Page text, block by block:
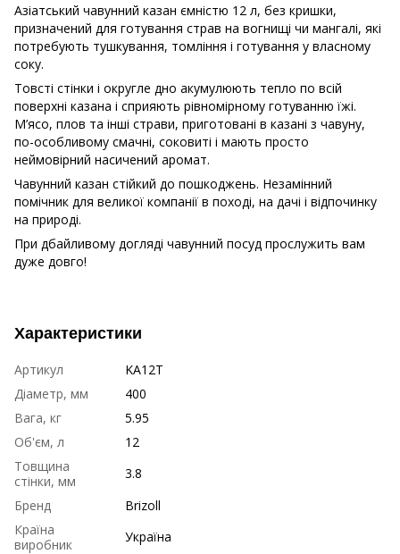
Азіатський чавунний казан ємністю 12 л, без кришки,
призначений для готування страв на вогнищі чи мангалі, які
потребують тушкування, томління і готування у власному
соку.
Товсті стінки і округле дно акумулюють тепло по всій
поверхні казана і сприяють рівномірному готуванню їжі.
М’ясо, плов та інші страви, приготовані в казані з чавуну,
по-особливому смачні, соковиті і мають просто
неймовірний насичений аромат.
Чавунний казан стійкий до пошкоджень. Незамінний
помічник для великої компанії в поході, на дачі і відпочинку
на природі.
При дбайливому догляді чавунний посуд прослужить вам
дуже довго!
Характеристики
Артикул
KA12T
Діаметр, мм
400
Вага, кг
5.95
Об'єм, л
12
Товщина
стінки, мм
3.8
Бренд
Brizoll
Країна
виробник
Україна